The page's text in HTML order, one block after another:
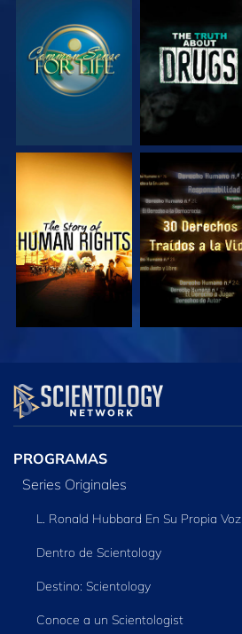
VE
VE VE
VE
PROGRAMAS
Series Originales
L. Ronald Hubbard En Su Propia Voz
Dentro de Scientology
Destino: Scientology
Conoce a un Scientologist